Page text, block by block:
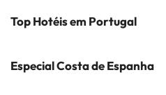
Quem somos?
Subscreva a nossa Newsletter
Top Hotéis em Portugal
Hóteis em Lisboa
Especial Costa de Espanha